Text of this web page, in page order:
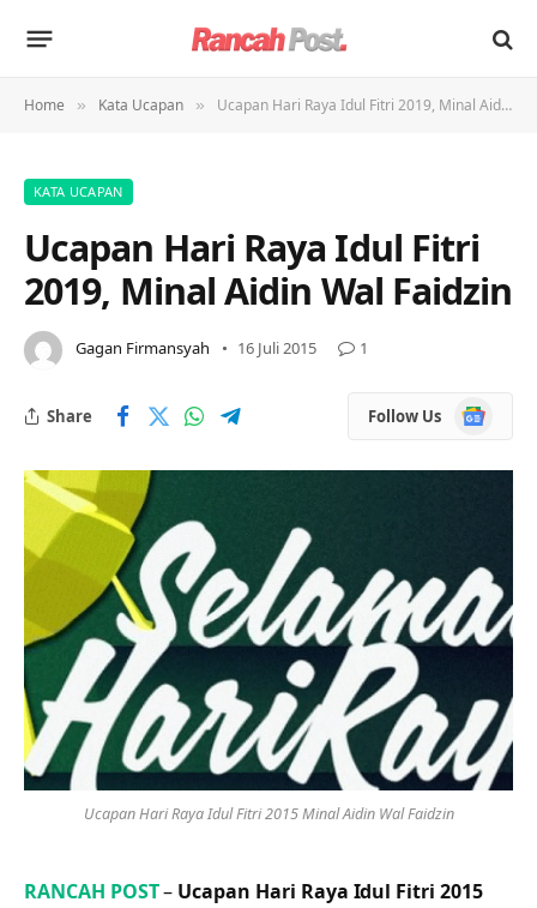
Home » Kata Ucapan » Ucapan Hari Raya Idul Fitri 2019, Minal Aidin Wal Faidzin
KATA UCAPAN
Ucapan Hari Raya Idul Fitri
2019, Minal Aidin Wal Faidzin
Gagan Firmansyah 16 Juli 2015 1
Share Follow Us
Google
News
Ucapan Hari Raya Idul Fitri 2015 Minal Aidin Wal Faidzin
RANCAH POST– Ucapan Hari Raya Idul Fitri 2015